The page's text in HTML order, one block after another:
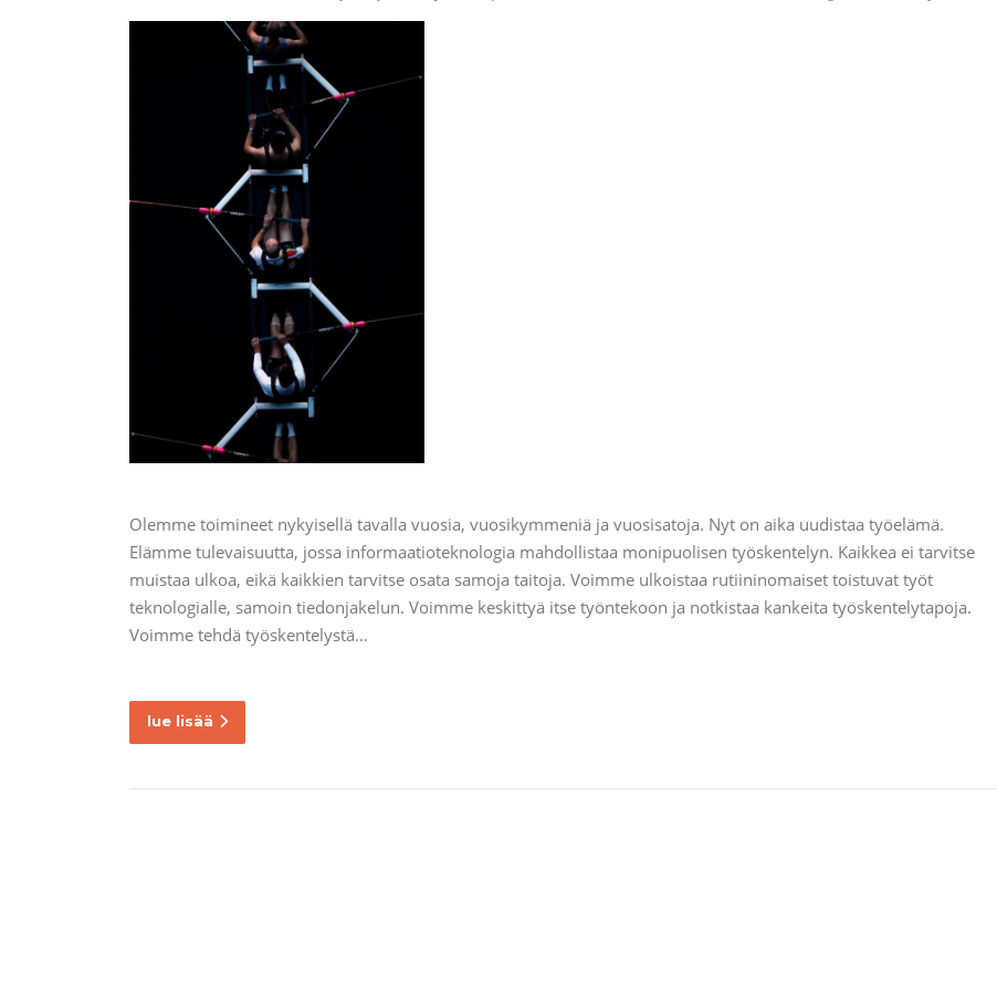
Olemme toimineet nykyisellä tavalla vuosia, vuosikymmeniä ja vuosisatoja. Nyt on aika uudistaa työelämä.
Elämme tulevaisuutta, jossa informaatioteknologia mahdollistaa monipuolisen työskentelyn. Kaikkea ei tarvitse
muistaa ulkoa, eikä kaikkien tarvitse osata samoja taitoja. Voimme ulkoistaa rutiininomaiset toistuvat työt
teknologialle, samoin tiedonjakelun. Voimme keskittyä itse työntekoon ja notkistaa kankeita työskentelytapoja.
Voimme tehdä työskentelystä…
lue lisää